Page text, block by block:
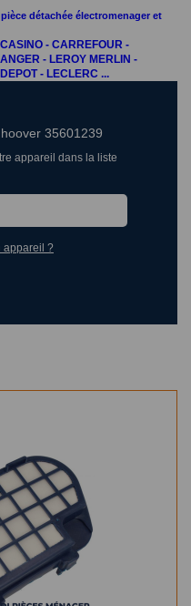
détachée électromenager et
- CARREFOUR -
- LEROY MERLIN -
- LECLERC ...
35601239
appareil dans la liste
appareil ?